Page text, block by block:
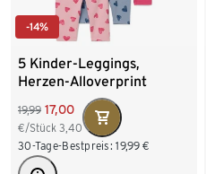
-14%
5 Kinder-Leggings,
Herzen-Alloverprint
19,99 17,00
€/Stück 3,40
30-Tage-Bestpreis: 19,99 €